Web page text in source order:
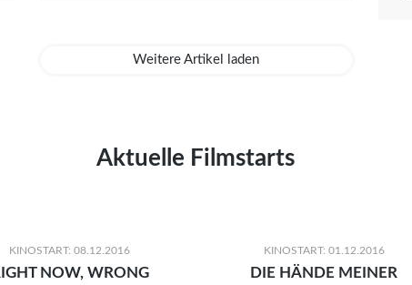
Weitere Artikel laden
Aktuelle Filmstarts
KINOSTART: 08.12.2016
NOW, WRONG
KINOSTART: 01.12.2016
DIE HÄNDE MEINER